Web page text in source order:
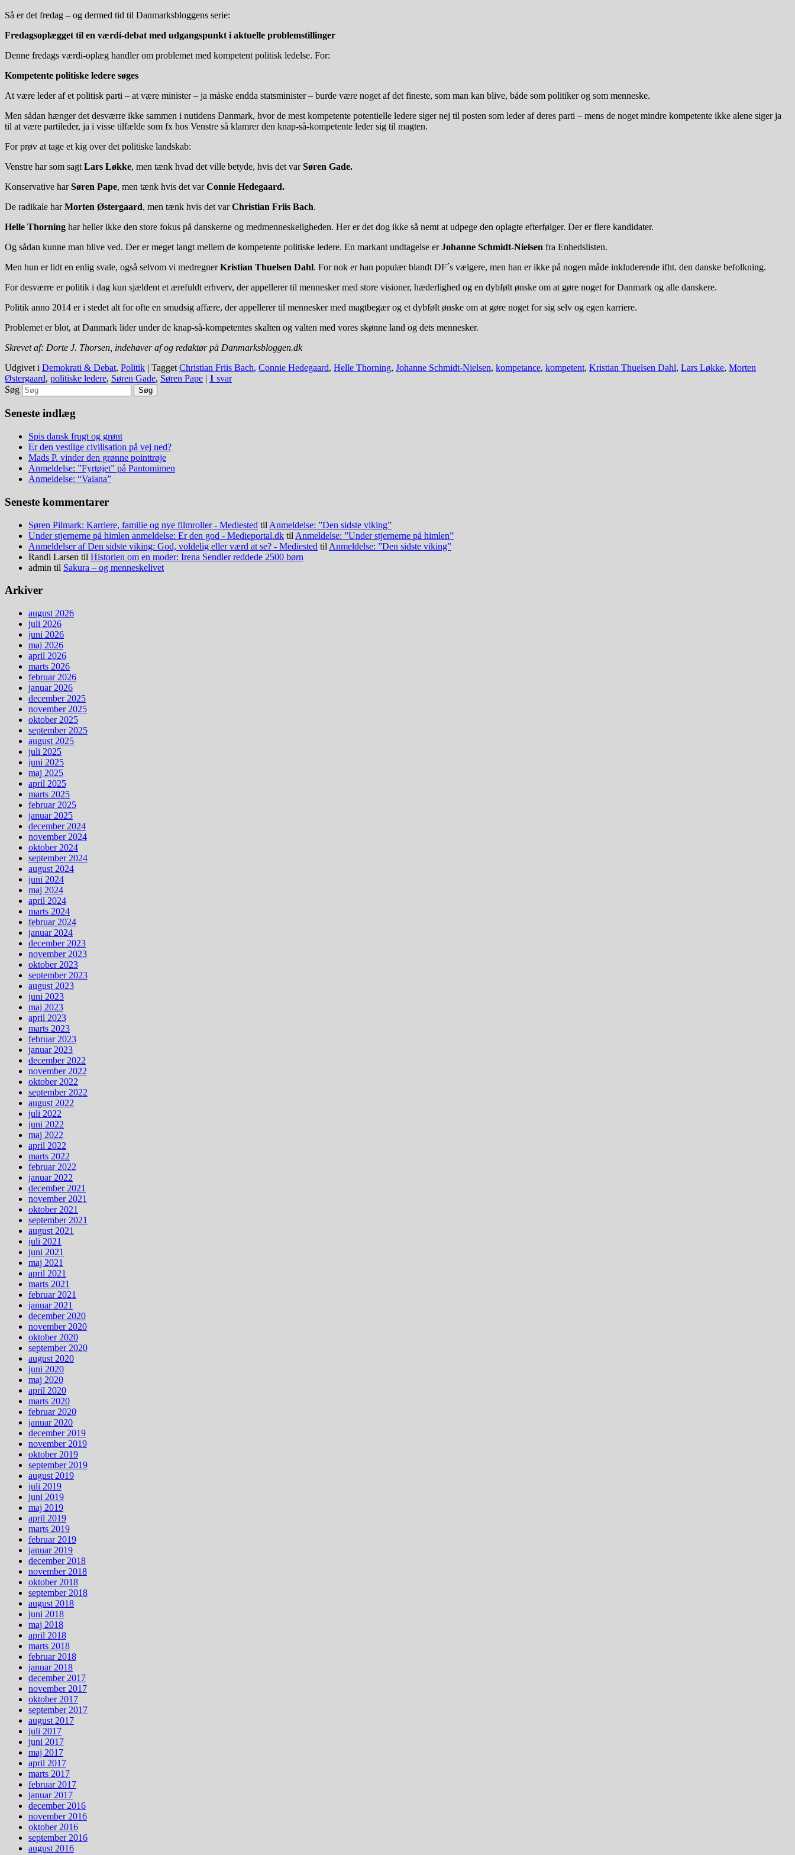
Så er det fredag – og dermed tid til Danmarksbloggens serie:
Fredagsoplægget til en værdi-debat med udgangspunkt i aktuelle problemstillinger
Denne fredags værdi-oplæg handler om problemet med kompetent politisk ledelse. For:
Kompetente politiske ledere søges
At være leder af et politisk parti – at være minister – ja måske endda statsminister – burde være noget af det fineste, som man kan blive, både som politiker og som menneske.
Men sådan hænger det desværre ikke sammen i nutidens Danmark, hvor de mest kompetente potentielle ledere siger nej til posten som leder af deres parti – mens de noget mindre kompetente ikke alene siger ja
til at være partileder, ja i visse tilfælde som fx hos Venstre så klamrer den knap-så-kompetente leder sig til magten.
For prøv at tage et kig over det politiske landskab:
Venstre har som sagt Lars Løkke, men tænk hvad det ville betyde, hvis det varSøren Gade.
Konservative harSøren Pape, men tænk hvis det varConnie Hedegaard.
De radikale harMorten Østergaard, men tænk hvis det varChristian Friis Bach.
Helle Thorning har heller ikke den store fokus på danskerne og medmenneskeligheden. Her er det dog ikke så nemt at udpege den oplagte efterfølger. Der er flere kandidater.
Og sådan kunne man blive ved. Der er meget langt mellem de kompetente politiske ledere. En markant undtagelse erJohanne Schmidt-Nielsen fra Enhedslisten.
Men hun er lidt en enlig svale, også selvom vi medregnerKristian Thuelsen Dahl. For nok er han populær blandt DF´s vælgere, men han er ikke på nogen måde inkluderende ifht. den danske befolkning.
For desværre er politik i dag kun sjældent et ærefuldt erhverv, der appellerer til mennesker med store visioner, hæderlighed og en dybfølt ønske om at gøre noget for Danmark og alle danskere.
Politik anno 2014 er i stedet alt for ofte en smudsig affære, der appellerer til mennesker med magtbegær og et dybfølt ønske om at gøre noget for sig selv og egen karriere.
Problemet er blot, at Danmark lider under de knap-så-kompetentes skalten og valten med vores skønne land og dets mennesker.
Skrevet af: Dorte J. Thorsen, indehaver af og redaktør på Danmarksbloggen.dk
Udgivet i Demokrati & Debat, Politik | Tagget Christian Friis Bach, Connie Hedegaard, Helle Thorning, Johanne Schmidt-Nielsen, kompetance, kompetent, Kristian Thuelsen Dahl, Lars Løkke, Morten
Østergaard, politiske ledere, Søren Gade, Søren Pape | 1 svar
Søg
Seneste indlæg
Spis dansk frugt og grønt
Er den vestlige civilisation på vej ned?
Mads P. vinder den grønne pointtrøje
Anmeldelse: ”Fyrtøjet” på Pantomimen
Anmeldelse: “Vaiana”
Seneste kommentarer
Søren Pilmark: Karriere, familie og nye filmroller - Mediested til Anmeldelse: ”Den sidste viking”
Under stjernerne på himlen anmeldelse: Er den god - Medieportal.dk til Anmeldelse: ”Under stjernerne på himlen”
Anmeldelser af Den sidste viking: God, voldelig eller værd at se? - Mediested til Anmeldelse: ”Den sidste viking”
Randi Larsen til Historien om en moder: Irena Sendler reddede 2500 børn
admin til Sakura – og menneskelivet
Arkiver
august 2026
juli 2026
juni 2026
maj 2026
april 2026
marts 2026
februar 2026
januar 2026
december 2025
november 2025
oktober 2025
september 2025
august 2025
juli 2025
juni 2025
maj 2025
april 2025
marts 2025
februar 2025
januar 2025
december 2024
november 2024
oktober 2024
september 2024
august 2024
juni 2024
maj 2024
april 2024
marts 2024
februar 2024
januar 2024
december 2023
november 2023
oktober 2023
september 2023
august 2023
juni 2023
maj 2023
april 2023
marts 2023
februar 2023
januar 2023
december 2022
november 2022
oktober 2022
september 2022
august 2022
juli 2022
juni 2022
maj 2022
april 2022
marts 2022
februar 2022
januar 2022
december 2021
november 2021
oktober 2021
september 2021
august 2021
juli 2021
juni 2021
maj 2021
april 2021
marts 2021
februar 2021
januar 2021
december 2020
november 2020
oktober 2020
september 2020
august 2020
juni 2020
maj 2020
april 2020
marts 2020
februar 2020
januar 2020
december 2019
november 2019
oktober 2019
september 2019
august 2019
juli 2019
juni 2019
maj 2019
april 2019
marts 2019
februar 2019
januar 2019
december 2018
november 2018
oktober 2018
september 2018
august 2018
juni 2018
maj 2018
april 2018
marts 2018
februar 2018
januar 2018
december 2017
november 2017
oktober 2017
september 2017
august 2017
juli 2017
juni 2017
maj 2017
april 2017
marts 2017
februar 2017
januar 2017
december 2016
november 2016
oktober 2016
september 2016
august 2016